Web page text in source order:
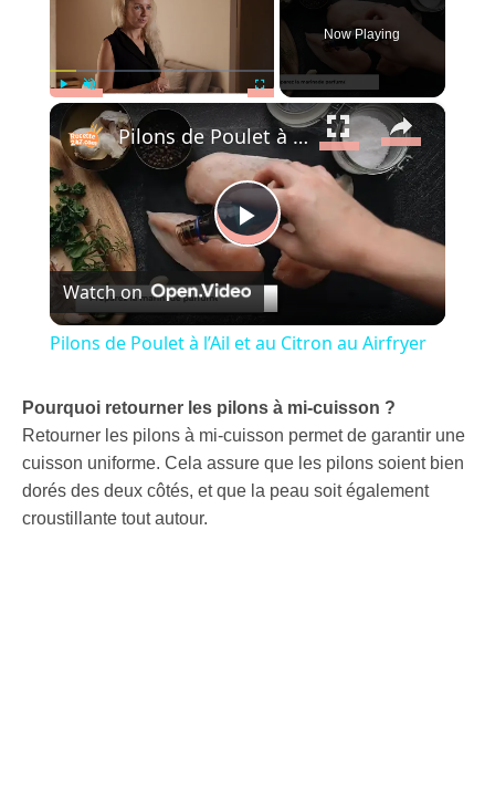
Unmute Fullscreen
Now Playing
×
Play
Video
Pilons de Poulet à l’Ail et au Citron au Airfryer
Watch on
Pilons de Poulet à l’Ail et au Citron au Airfryer
Pourquoi retourner les pilons à mi-cuisson ?
Retourner les pilons à mi-cuisson permet de garantir une
cuisson uniforme. Cela assure que les pilons soient bien
dorés des deux côtés, et que la peau soit également
croustillante tout autour.